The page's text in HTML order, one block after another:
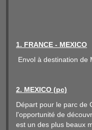
1. FRANCE - MEXICO
Envol à destination de
2. MEXICO (pc)
Départ pour le parc de
l'opportunité de
est un des plus beaux